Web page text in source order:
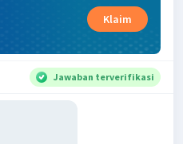
Klaim
Jawaban terverifikasi